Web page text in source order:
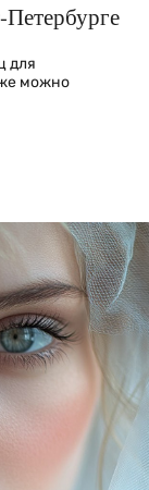
для
можно